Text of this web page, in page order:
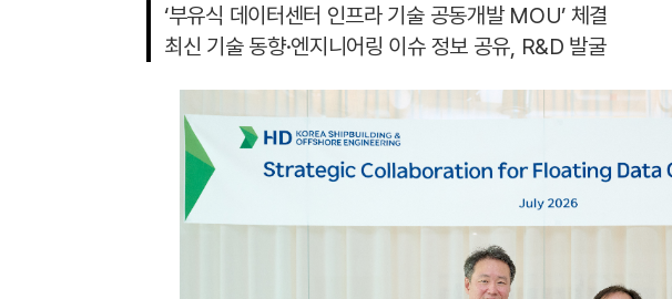
‘부유식 데이터센터 인프라 기술 공동개발 MOU’ 체결
최신 기술 동향·엔지니어링 이슈 정보 공유, R&D 발굴